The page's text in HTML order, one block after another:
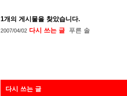
1개의 게시물을 찾았습니다.
2007/04/02 다시 쓰는 글 푸른 솔
다시 쓰는 글